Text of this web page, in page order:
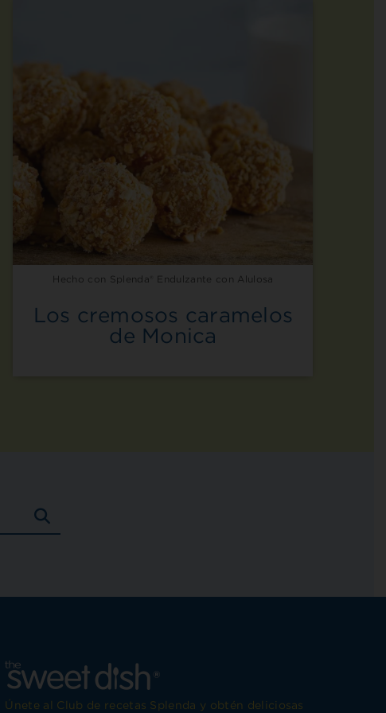
Hecho con Splenda® Endulzante con Alulosa
Los cremosos caramelos
de Monica
BUSCAR
RECETAS
Únete al Club de recetas Splenda y obtén deliciosas